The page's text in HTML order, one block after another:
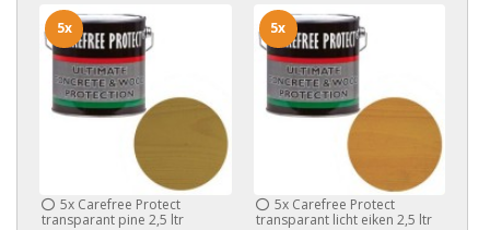
5x Carefree Protect
transparant pine 2,5 ltr
5x
5xCarefree Protect
transparant licht eiken 2,5 ltr
5x